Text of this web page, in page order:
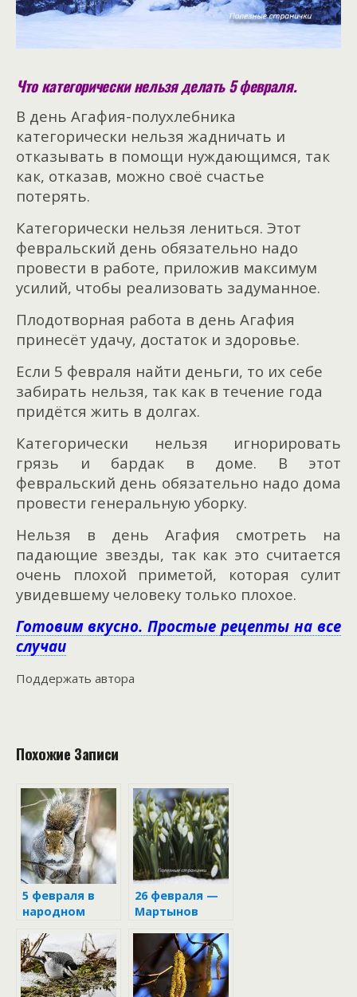
Что категорически нельзя делать 5 февраля.
В день Агафия-полухлебника
категорически нельзя жадничать и
отказывать в помощи нуждающимся, так
как, отказав, можно своё счастье
потерять.
Категорически нельзя лениться. Этот
февральский день обязательно надо
провести в работе, приложив максимум
усилий, чтобы реализовать задуманное.
Плодотворная работа в день Агафия
принесёт удачу, достаток и здоровье.
Если 5 февраля найти деньги, то их себе
забирать нельзя, так как в течение года
придётся жить в долгах.
Категорически нельзя игнорировать
грязь и бардак в доме. В этот
февральский день обязательно надо дома
провести генеральную уборку.
Нельзя в день Агафия смотреть на
падающие звезды, так как это считается
очень плохой приметой, которая сулит
увидевшему человеку только плохое.
Готовим вкусно. Простые рецепты на все
случаи
Поддержать автора
Похожие Записи
5 февраля в
народном
26 февраля —
Мартынов